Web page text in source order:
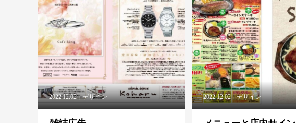
2022.12.02 デザイン 2022.12.02 デザイン